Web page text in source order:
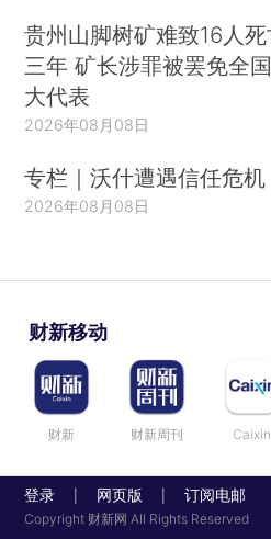
贵州山脚树矿难致16人
三年 矿长涉罪被罢免全
大代表
2026年08月08日
专栏｜沃什遭遇信任危机
2026年08月08日
财新移动
财新 财新周刊 Caixin
登录 网页版 订阅电邮
Copyright 财新网 All Rights Reserved